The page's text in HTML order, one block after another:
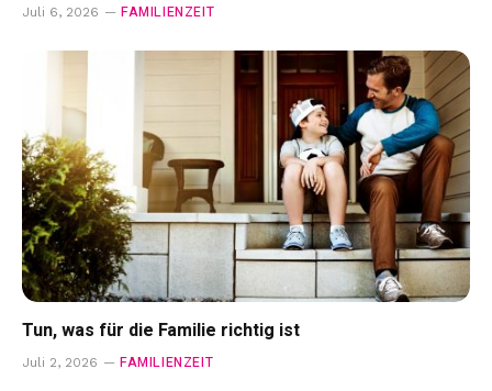
Juli 6, 2026 FAMILIENZEIT
Tun, was für die Familie richtig ist
Juli 2, 2026 FAMILIENZEIT